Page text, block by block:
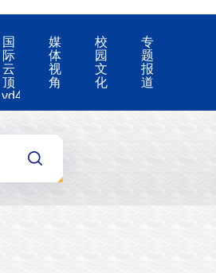
国
际
云
顶
yd4008
的
告
媒
体
视
角
校
园
文
化
专
题
报
道